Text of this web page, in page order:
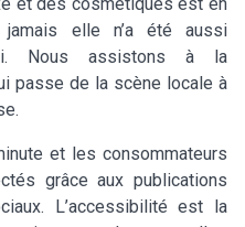
jamais elle n’a été aussi
Nous assistons à la
passe de la scène locale à
et les consommateurs
grâce aux publications
L’accessibilité est la